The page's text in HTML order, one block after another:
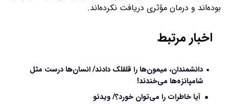
بوده‌اند و درمان مؤثری دریافت نکرده‌اند.
اخبار مرتبط
دانشمندان، میمون‌ها را قلقلک دادند/ انسان‌ها درست مثل
شامپانزه‌ها می‌خندند!
آیا خاطرات را می‌توان خورد؟/ ویدئو